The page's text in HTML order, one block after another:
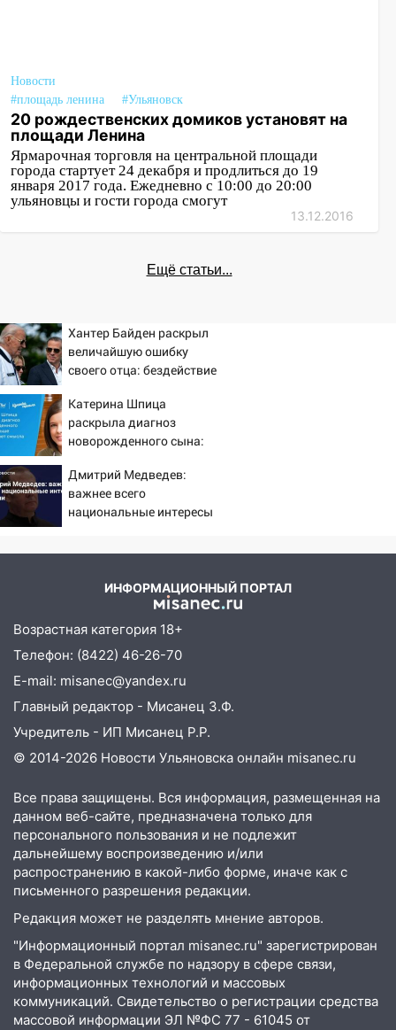
Новости
#площадь ленина
#Ульяновск
20 рождественских домиков установят на
площади Ленина
Ярмарочная торговля на центральной площади
города стартует 24 декабря и продлиться до 19
января 2017 года. Ежедневно с 10:00 до 20:00
ульяновцы и гости города смогут
13.12.2016
Ещё статьи...
Хантер Байден раскрыл
величайшую ошибку
своего отца: бездействие
Катерина Шпица
раскрыла диагноз
новорожденного сына:
смысла
Дмитрий Медведев:
важнее всего
национальные интересы
ИНФОРМАЦИОННЫЙ ПОРТАЛ
Возрастная категория 18+
Телефон: (8422) 46-26-70
E-mail: misanec@yandex.ru
Главный редактор - Мисанец З.Ф.
Учредитель - ИП Мисанец Р.Р.
© 2014-2026 Новости Ульяновска онлайн misanec.ru
Все права защищены. Вся информация, размещенная на
данном веб-сайте, предназначена только для
персонального пользования и не подлежит
дальнейшему воспроизведению и/или
распространению в какой-либо форме, иначе как с
письменного разрешения редакции.
Редакция может не разделять мнение авторов.
"Информационный портал misanec.ru" зарегистрирован
в Федеральной службе по надзору в сфере связи,
информационных технологий и массовых
коммуникаций. Свидетельство о регистрации средства
массовой информации ЭЛ №ФС 77 - 61045 от